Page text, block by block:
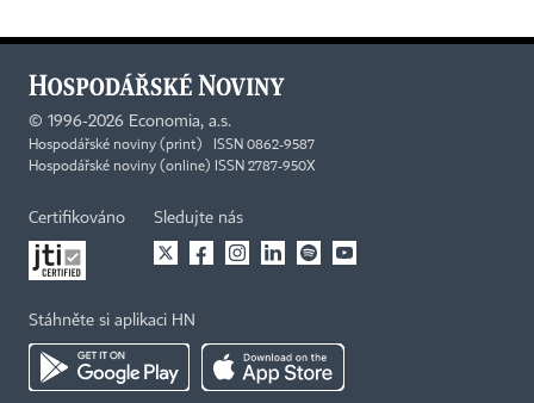
© 1996-2026 Economia, a.s.
Hospodářské noviny (print) ISSN 0862-9587
Hospodářské noviny (online) ISSN 2787-950X
Certifikováno Sledujte nás
Stáhněte si aplikaci HN